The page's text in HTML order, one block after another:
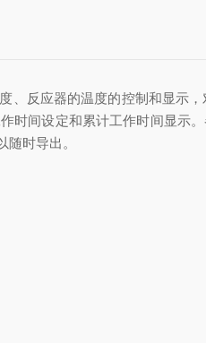
、反应器的温度的控制和显示
间设定和累计工作时间显示
时导出。